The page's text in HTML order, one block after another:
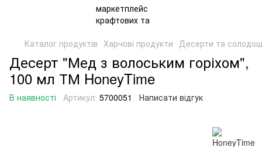
Каталог продуктів Харчові продукти Десерти та
Десерт "Мед з волоським горіхом",
100 мл ТМ HoneyTime
В наявності Артикул: 5700051 Написати відгук